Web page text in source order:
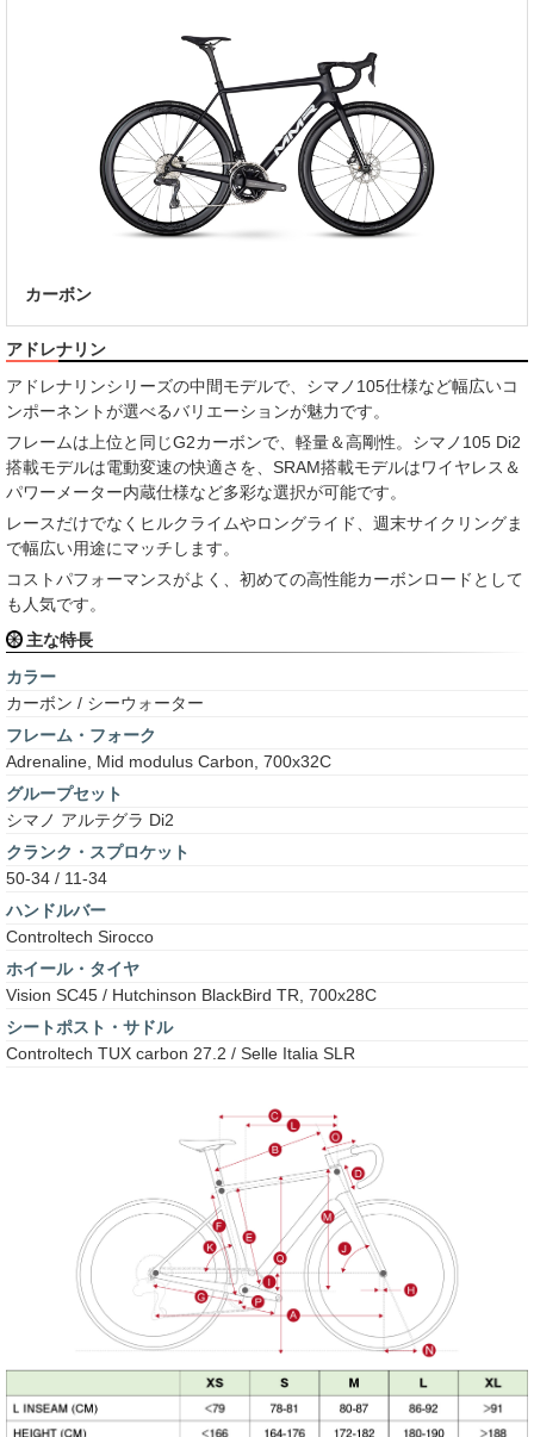
カーボン
アドレナリン
アドレナリンシリーズの中間モデルで、シマノ105仕様など幅広いコ
ンポーネントが選べるバリエーションが魅力です。
フレームは上位と同じG2カーボンで、軽量＆高剛性。シマノ105 Di2
搭載モデルは電動変速の快適さを、SRAM搭載モデルはワイヤレス＆
パワーメーター内蔵仕様など多彩な選択が可能です。
レースだけでなくヒルクライムやロングライド、週末サイクリングま
で幅広い用途にマッチします。
コストパフォーマンスがよく、初めての高性能カーボンロードとして
も人気です。
主な特長
カラー
カーボン / シーウォーター
フレーム・フォーク
Adrenaline, Mid modulus Carbon, 700x32C
グループセット
シマノ アルテグラ Di2
クランク・スプロケット
50-34 / 11-34
ハンドルバー
Controltech Sirocco
ホイール・タイヤ
Vision SC45 / Hutchinson BlackBird TR, 700x28C
シートポスト・サドル
Controltech TUX carbon 27.2 / Selle Italia SLR